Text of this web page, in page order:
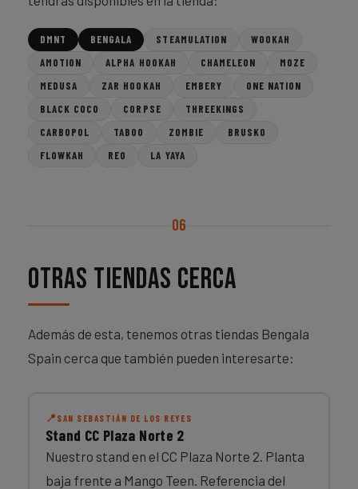
DMNT BENGALA STEAMULATION
WOOKAH
AMOTION
ALPHA HOOKAH CHAMELEON
MOZE
MEDUSA
ZAR HOOKAH EMBERY
ONE NATION
BLACK COCO
CORPSE
THREEKINGS
CARBOPOL
TABOO ZOMBIE
BRUSKO
FLOWKAH
REO LA YAYA
06
Otras tiendas cerca
Además de esta, tenemos otras tiendas Bengala
Spain cerca que también pueden interesarte:
SAN SEBASTIÁN DE LOS REYES
Stand CC Plaza Norte 2
Nuestro stand en el CC Plaza Norte 2. Planta
baja frente a Mango Teen. Referencia del